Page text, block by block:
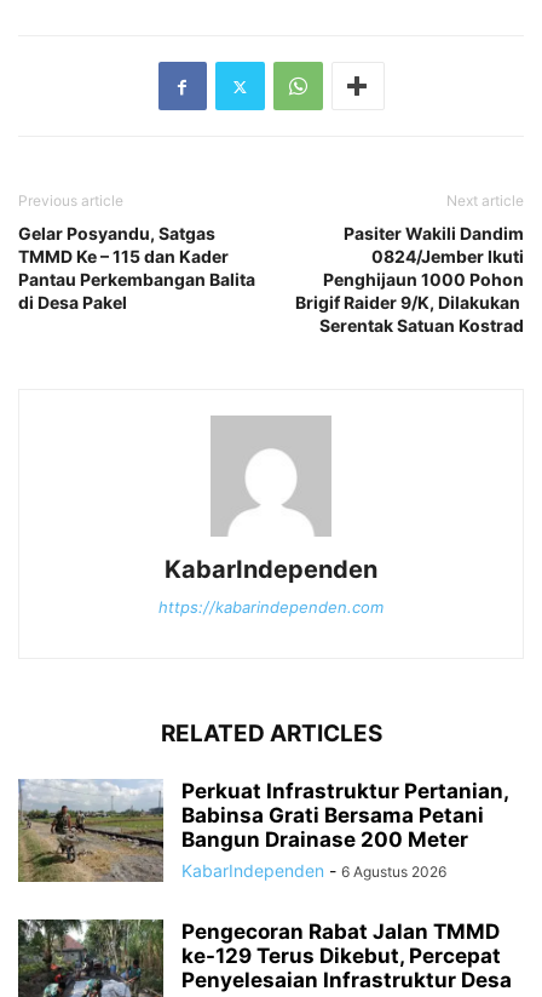
Previous article
Gelar Posyandu, Satgas
TMMD Ke – 115 dan Kader
Pantau Perkembangan Balita
di Desa Pakel
Next article
Pasiter Wakili Dandim
0824/Jember Ikuti
Penghijaun 1000 Pohon
Brigif Raider 9/K, Dilakukan
Serentak Satuan Kostrad
KabarIndependen
https://kabarindependen.com
RELATED ARTICLES
Perkuat Infrastruktur Pertanian,
Babinsa Grati Bersama Petani
Bangun Drainase 200 Meter
KabarIndependen - 6 Agustus 2026
Pengecoran Rabat Jalan TMMD
ke-129 Terus Dikebut, Percepat
Penyelesaian Infrastruktur Desa